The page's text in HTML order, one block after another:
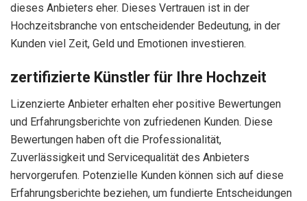
dieses Anbieters eher. Dieses Vertrauen ist in der
Hochzeitsbranche von entscheidender Bedeutung, in der
Kunden viel Zeit, Geld und Emotionen investieren.
zertifizierte Künstler für Ihre Hochzeit
Lizenzierte Anbieter erhalten eher positive Bewertungen
und Erfahrungsberichte von zufriedenen Kunden. Diese
Bewertungen haben oft die Professionalität,
Zuverlässigkeit und Servicequalität des Anbieters
hervorgerufen. Potenzielle Kunden können sich auf diese
Erfahrungsberichte beziehen, um fundierte Entscheidungen